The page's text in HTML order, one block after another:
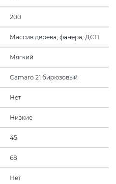
200
Массив дерева, фанера, ДСП
Мягкий
Camaro 21 бирюзовый
Нет
Низкие
45
68
Нет